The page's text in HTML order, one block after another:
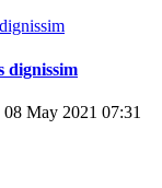
dignissim
May 2021 07:31